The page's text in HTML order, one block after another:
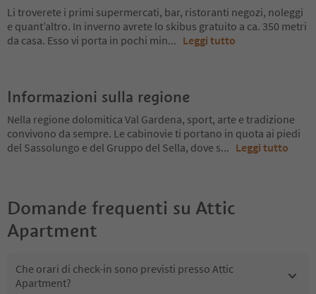
Li troverete i primi supermercati, bar, ristoranti negozi, noleggi
e quant’altro. In inverno avrete lo skibus gratuito a ca. 350 metri
da casa. Esso vi porta in pochi min... Leggi tutto
Informazioni sulla regione
Nella regione dolomitica Val Gardena, sport, arte e tradizione
convivono da sempre. Le cabinovie ti portano in quota ai piedi
del Sassolungo e del Gruppo del Sella, dove s... Leggi tutto
Domande frequenti su Attic
Apartment
Che orari di check-in sono previsti presso Attic
Apartment?